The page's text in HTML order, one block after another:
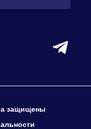
защищены